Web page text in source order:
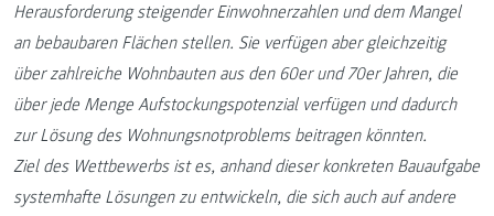
Herausforderung steigender Einwohnerzahlen und dem Mangel
an bebaubaren Flächen stellen. Sie verfügen aber gleichzeitig
über zahlreiche Wohnbauten aus den 60er und 70er Jahren, die
über jede Menge Aufstockungspotenzial verfügen und dadurch
zur Lösung des Wohnungsnotproblems beitragen könnten.
Ziel des Wettbewerbs ist es, anhand dieser konkreten Bauaufgabe
systemhafte Lösungen zu entwickeln, die sich auch auf andere